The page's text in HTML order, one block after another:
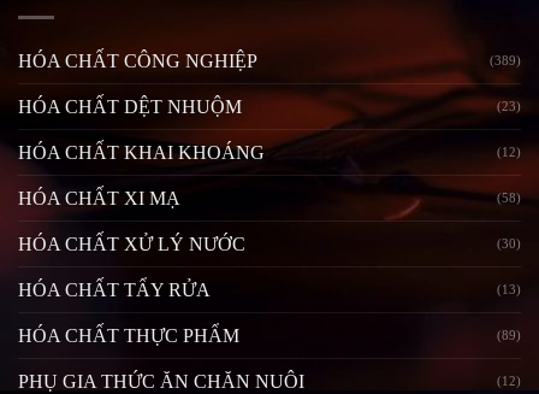
HÓA CHẤT CÔNG NGHIỆP (389)
HÓA CHẤT DỆT NHUỘM (23)
HÓA CHẤT KHAI KHOÁNG (12)
HÓA CHẤT XI MẠ (58)
HÓA CHẤT XỬ LÝ NƯỚC (30)
HÓA CHẤT TẨY RỬA (13)
HÓA CHẤT THỰC PHẨM (89)
PHỤ GIA THỨC ĂN CHĂN NUÔI (12)